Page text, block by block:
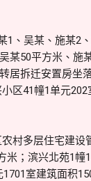
1、吴某、施某2
某50平方米、施
居拆迁安置房坐
区41幢1单元
村多层住宅建
米；滨兴北苑1幢
室建筑面积